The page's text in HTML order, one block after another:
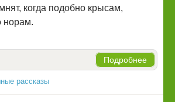
когда подобно крысам,
норам.
Подробнее
рассказы